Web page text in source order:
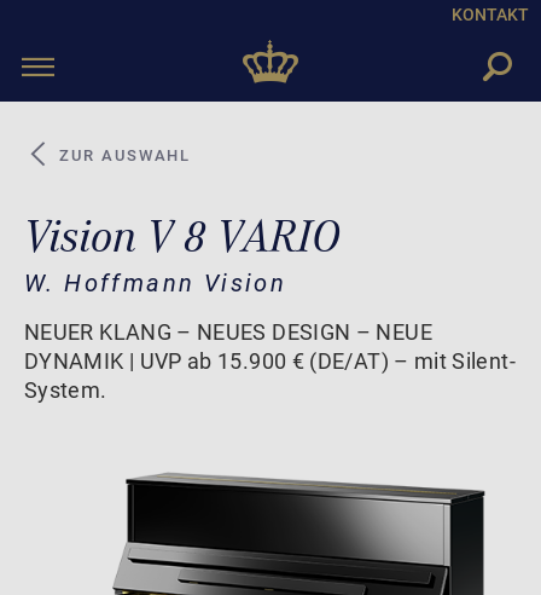
KONTAKT
Toggle
ZUR AUSWAHL
Vision V 8 VARIO
W. Hoffmann Vision
NEUER KLANG – NEUES DESIGN – NEUE
DYNAMIK | UVP ab 15.900 € (DE/AT) – mit Silent-
System.